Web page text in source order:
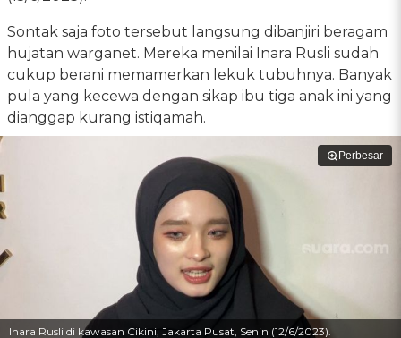
Sontak saja foto tersebut langsung dibanjiri beragam
hujatan warganet. Mereka menilai Inara Rusli sudah
cukup berani memamerkan lekuk tubuhnya. Banyak
pula yang kecewa dengan sikap ibu tiga anak ini yang
dianggap kurang istiqamah.
Perbesar
Inara Rusli di kawasan Cikini, Jakarta Pusat, Senin (12/6/2023).